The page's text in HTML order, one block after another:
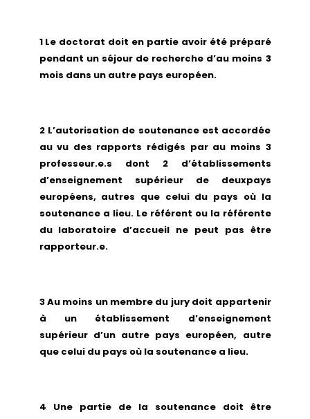
1 Le doctorat doit en partie avoir été préparé
pendant un séjour de recherche d’au moins 3
mois dans un autre pays européen.
2 L’autorisation de soutenance est accordée
au vu des rapports rédigés par au moins 3
professeur.e.s dont 2 d’établissements
d’enseignement supérieur de deuxpays
européens, autres que celui du pays où la
soutenance a lieu. Le référent ou la référente
du laboratoire d’accueil ne peut pas être
rapporteur.e.
3 Au moins un membre du jury doit appartenir
à un établissement d’enseignement
supérieur d’un autre pays européen, autre
que celui du pays où la soutenance a lieu.
4 Une partie de la soutenance doit être